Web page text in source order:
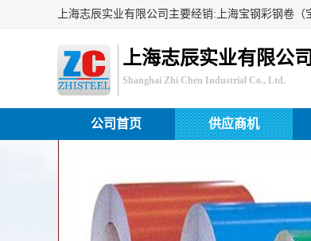
上海志辰实业有限公司
Shanghai Zhi Chen Industrial Co., Ltd.
公司首页 供应商机